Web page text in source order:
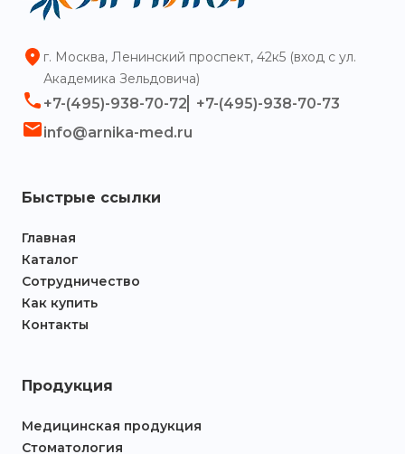
г. Москва, Ленинский проспект, 42к5 (вход с ул.
Академика Зельдовича)
+7-(495)-938-70-72
+7-(495)-938-70-73
info@arnika-med.ru
Быстрые ссылки
Главная
Каталог
Сотрудничество
Как купить
Контакты
Продукция
Медицинская продукция
Стоматология